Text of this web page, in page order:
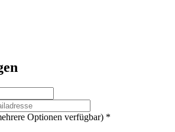
Optionen verfügbar) *